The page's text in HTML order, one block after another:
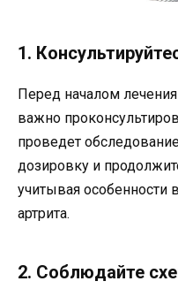
1.
Перед началом
важно
проведет
дозировку и
учитывая особенности
артрита.
2. Соблюдайте